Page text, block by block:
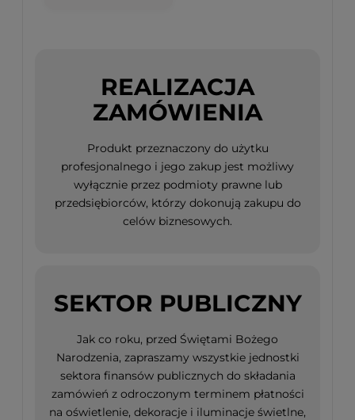
REALIZACJA
ZAMÓWIENIA
Produkt przeznaczony do użytku
profesjonalnego i jego zakup jest możliwy
wyłącznie przez podmioty prawne lub
przedsiębiorców, którzy dokonują zakupu do
celów biznesowych.
SEKTOR PUBLICZNY
Jak co roku, przed Świętami Bożego
Narodzenia, zapraszamy wszystkie jednostki
sektora finansów publicznych do składania
zamówień z odroczonym terminem płatności
na oświetlenie, dekoracje i iluminacje świetlne,